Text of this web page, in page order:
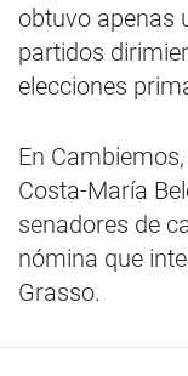
obtuvo apenas
partidos
elecciones
En
Costa-María
senadores de
nómina que
Grasso.